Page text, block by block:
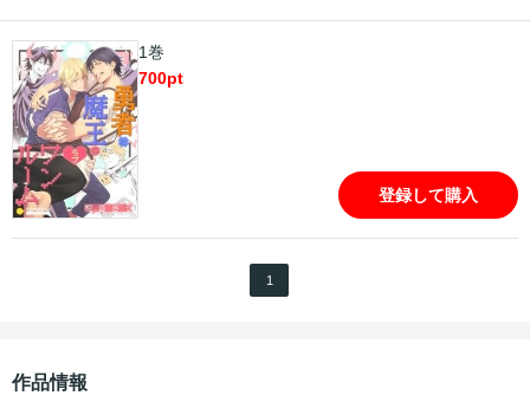
ったが、いざ始まると愛が溢れてきて…。そして2人の同棲生活は順
調…かと思いきや、魔界から追手の気配が…！？ラブラブ生活に影
が迫る！溺愛・勇者×ピュアな魔王のラブコメディ！短編「社畜魔王
とストレイシープ」も収録☆ 《当コンテンツは、リブレeビーボー
イコミックス『勇者と魔王のラブワンルーム』を1冊にまとめたコミ
ックス版です》
1巻
700pt
登録して購入
1
作品情報